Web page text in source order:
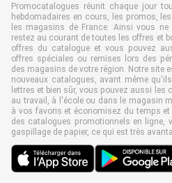
Promocatalogues réunit chaque jour
hebdomadaires en cours, les promos,
les magasins de France. Ainsi vous
restez au courant de toutes les offres et
offres du catalogue et vous pouvez
offres spéciales ou remises lors des
des magasins de votre région. Notre site
nouveaux catalogues, avant même
lettres et bien sûr, vous pouvez aussi les
au travail, à l'école ou dans le magasin
à vos favoris et économisez du temps
des catalogues promotionnels en ligne,
gaspillage de papier, ce qui est très